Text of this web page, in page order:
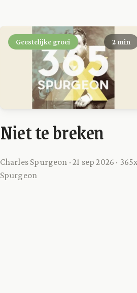
Geestelijke groei 2 min
Niet te breken
Charles Spurgeon · 21 sep 2026 · 365x
Spurgeon